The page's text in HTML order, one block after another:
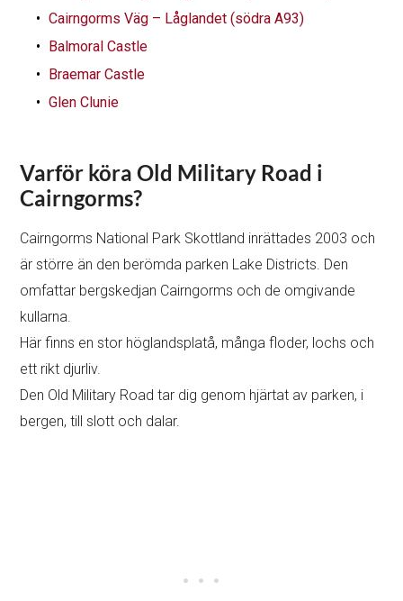
Cairngorms Väg – Låglandet (södra A93)
Balmoral Castle
Braemar Castle
Glen Clunie
Varför köra Old Military Road i
Cairngorms?
Cairngorms National Park Skottland inrättades 2003 och
är större än den berömda parken Lake Districts. Den
omfattar bergskedjan Cairngorms och de omgivande
kullarna.
Här finns en stor höglandsplatå, många floder, lochs och
ett rikt djurliv.
Den Old Military Road tar dig genom hjärtat av parken, i
bergen, till slott och dalar.